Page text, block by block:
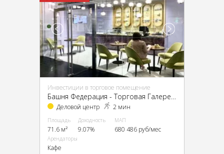
Инвестиции в торговое помещение
Деловой центр 2 мин
Площадь
71.6 м²
Доходность
9.07%
МАП
680 486 руб/мес
Арендаторы
Кафе